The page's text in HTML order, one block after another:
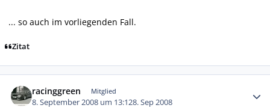
... so auch im vorliegenden Fall.
Zitat
racinggreen Mitglied
8. September 2008 um 13:128. Sep 2008